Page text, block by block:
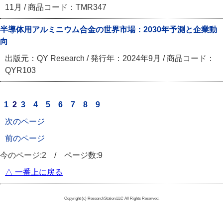
11月 / 商品コード：TMR347
半導体用アルミニウム合金の世界市場：2030年予測と企業動
向
出版元：QY Research / 発行年：2024年9月 / 商品コード：
QYR103
1 2 3 4 5 6 7 8
9
次のページ
前のページ
今のページ:2 / ページ数:9
△ 一番上に戻る
Copyright (c) ResearchStation,LLC All Rights Reserved.